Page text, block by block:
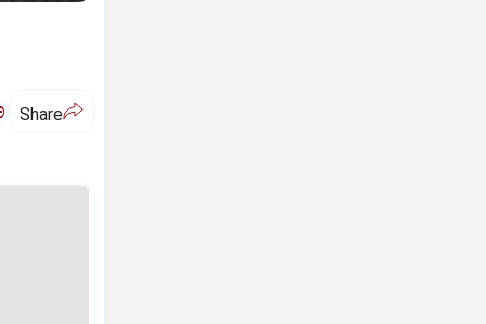
Share